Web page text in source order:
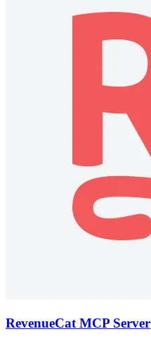
RevenueCat MCP Server